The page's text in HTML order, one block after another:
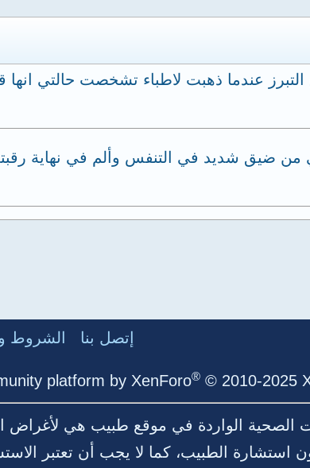
التبرز عندما ذهبت لاطباء تشخصت حالتي
ضيق شديد في التنفس وألم في نهاية
إتصل بنا الشروط
platform by XenForo® © 2010-2025
الصحية الواردة في موقع طبيب هي لأغراض
الطبيب، كما لا يجب أن تعتبر